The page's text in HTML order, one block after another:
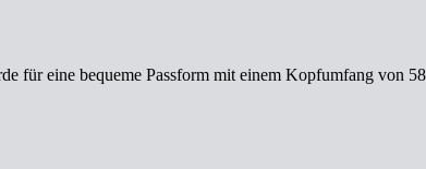
für eine bequeme Passform mit einem Kopfumfang von